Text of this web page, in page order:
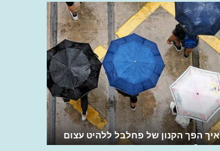
איך הפך הקנון של פחלבל ללהיט עצום
בפופ?